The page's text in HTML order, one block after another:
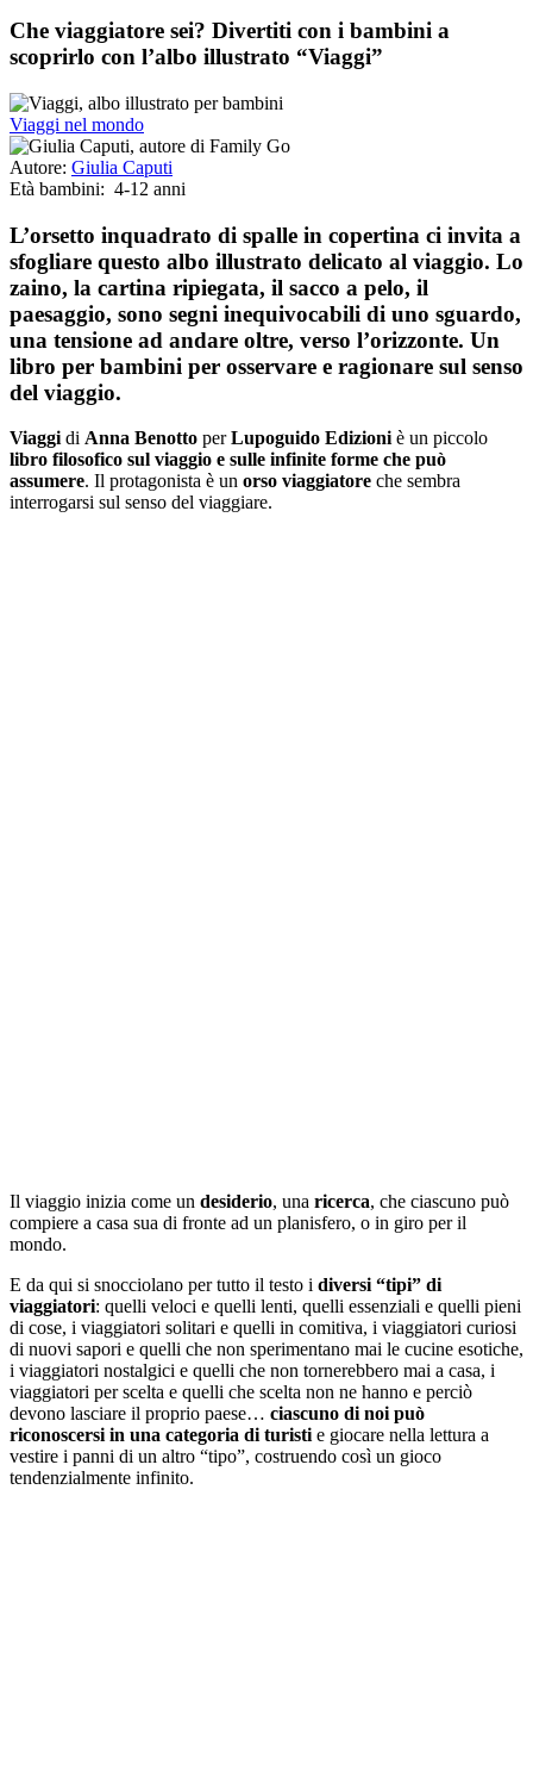
Che viaggiatore sei? Divertiti con i bambini a
scoprirlo con l’albo illustrato “Viaggi”
Viaggi nel mondo
Autore: Giulia Caputi
Età bambini: 4-12 anni
L’orsetto inquadrato di spalle in copertina ci invita a
sfogliare questo albo illustrato delicato al viaggio. Lo
zaino, la cartina ripiegata, il sacco a pelo, il
paesaggio, sono segni inequivocabili di uno sguardo,
una tensione ad andare oltre, verso l’orizzonte. Un
libro per bambini per osservare e ragionare sul senso
del viaggio.
Viaggi di Anna Benotto perLupoguido Edizioni è un piccolo
libro filosofico sul viaggio e sulle infinite forme che può
assumere. Il protagonista è un orso viaggiatore che sembra
interrogarsi sul senso del viaggiare.
Il viaggio inizia come un desiderio, una ricerca, che ciascuno può
compiere a casa sua di fronte ad un planisfero, o in giro per il
mondo.
E da qui si snocciolano per tutto il testo i diversi “tipi” di
viaggiatori: quelli veloci e quelli lenti, quelli essenziali e quelli pieni
di cose, i viaggiatori solitari e quelli in comitiva, i viaggiatori curiosi
di nuovi sapori e quelli che non sperimentano mai le cucine esotiche,
i viaggiatori nostalgici e quelli che non tornerebbero mai a casa, i
viaggiatori per scelta e quelli che scelta non ne hanno e perciò
devono lasciare il proprio paese… ciascuno di noi può
riconoscersi in una categoria di turisti e giocare nella lettura a
vestire i panni di un altro “tipo”, costruendo così un gioco
tendenzialmente infinito.